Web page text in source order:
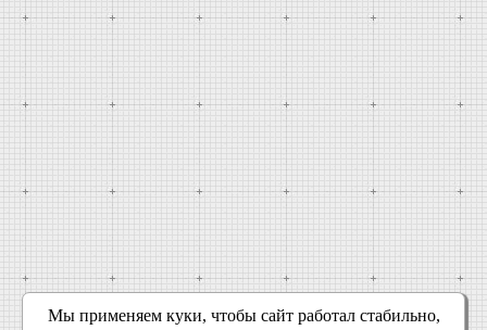
Мы применяем куки, чтобы сайт работал стабильно,